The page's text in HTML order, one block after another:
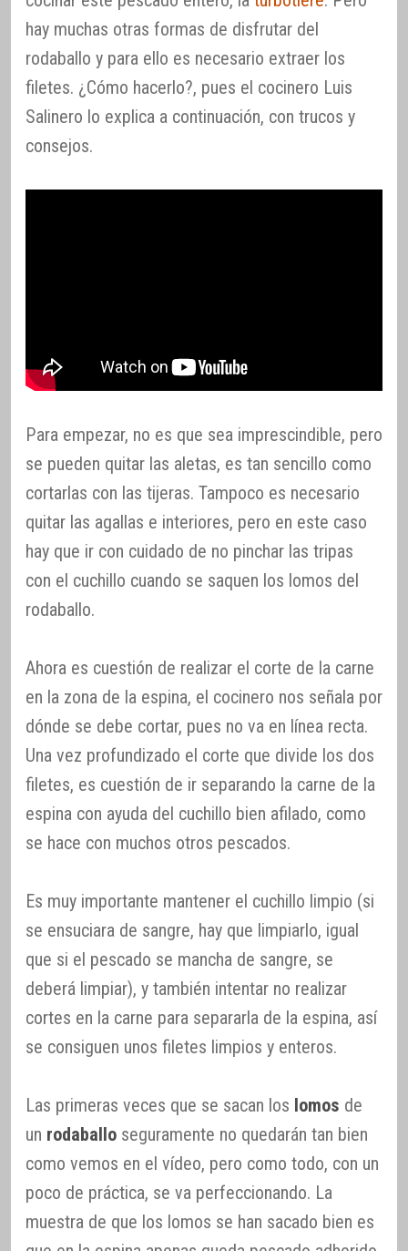
hay muchas otras formas de disfrutar del
rodaballo y para ello es necesario extraer los
filetes. ¿Cómo hacerlo?, pues el cocinero Luis
Salinero lo explica a continuación, con trucos y
consejos.
Para empezar, no es que sea imprescindible, pero
se pueden quitar las aletas, es tan sencillo como
cortarlas con las tijeras. Tampoco es necesario
quitar las agallas e interiores, pero en este caso
hay que ir con cuidado de no pinchar las tripas
con el cuchillo cuando se saquen los lomos del
rodaballo.
Ahora es cuestión de realizar el corte de la carne
en la zona de la espina, el cocinero nos señala por
dónde se debe cortar, pues no va en línea recta.
Una vez profundizado el corte que divide los dos
filetes, es cuestión de ir separando la carne de la
espina con ayuda del cuchillo bien afilado, como
se hace con muchos otros pescados.
Es muy importante mantener el cuchillo limpio (si
se ensuciara de sangre, hay que limpiarlo, igual
que si el pescado se mancha de sangre, se
deberá limpiar), y también intentar no realizar
cortes en la carne para separarla de la espina, así
se consiguen unos filetes limpios y enteros.
Las primeras veces que se sacan los lomos de
un rodaballo seguramente no quedarán tan bien
como vemos en el vídeo, pero como todo, con un
poco de práctica, se va perfeccionando. La
muestra de que los lomos se han sacado bien es